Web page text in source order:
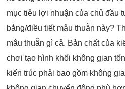
mục tiêu lợi nhuận của chủ đầu
bằng/điều tiết mâu thuẫn này?
mâu thuẫn gì cả. Bản chất của
chơi tạo hình khối không gian
kiến trúc phải bao gồm không